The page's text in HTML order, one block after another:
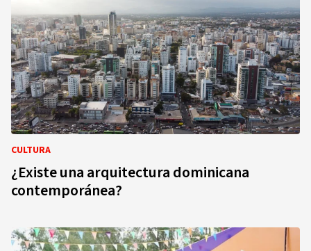
CULTURA
¿Existe una arquitectura dominicana
contemporánea?